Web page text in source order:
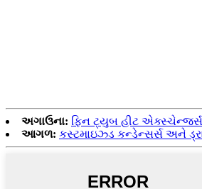
અગાઉના: ફિન ટ્યુબ હીટ એક્સ્ચેન્જર્સ
આગળ: કસ્ટમાઇઝ્ડ કન્ડેન્સર્સ અને